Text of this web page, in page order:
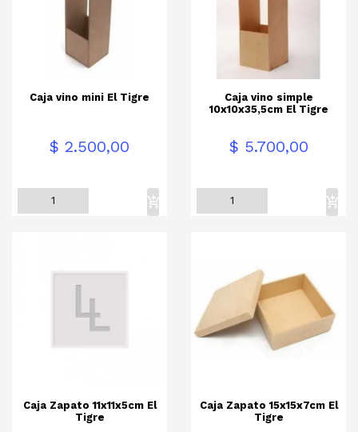
Caja vino mini El Tigre
Precio$ 2.500,00
Caja vino simple
10x10x35,5cm El Tigre
Precio$ 5.700,00
Caja Zapato 11x11x5cm El
Tigre
Caja Zapato 15x15x7cm El
Tigre